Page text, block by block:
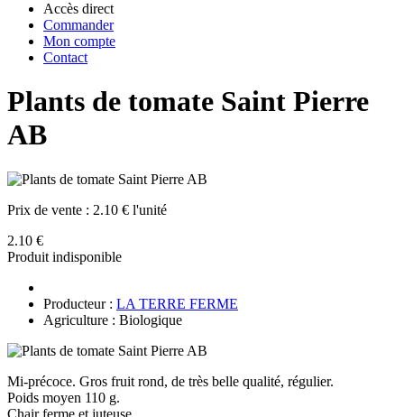
Accès direct
Commander
Mon compte
Contact
Plants de tomate Saint Pierre
AB
Prix de vente : 2.10 € l'unité
2.10 €
Produit indisponible
Producteur : LA TERRE FERME
Agriculture : Biologique
Mi-précoce. Gros fruit rond, de très belle qualité, régulier.
Poids moyen 110 g.
Chair ferme et juteuse.